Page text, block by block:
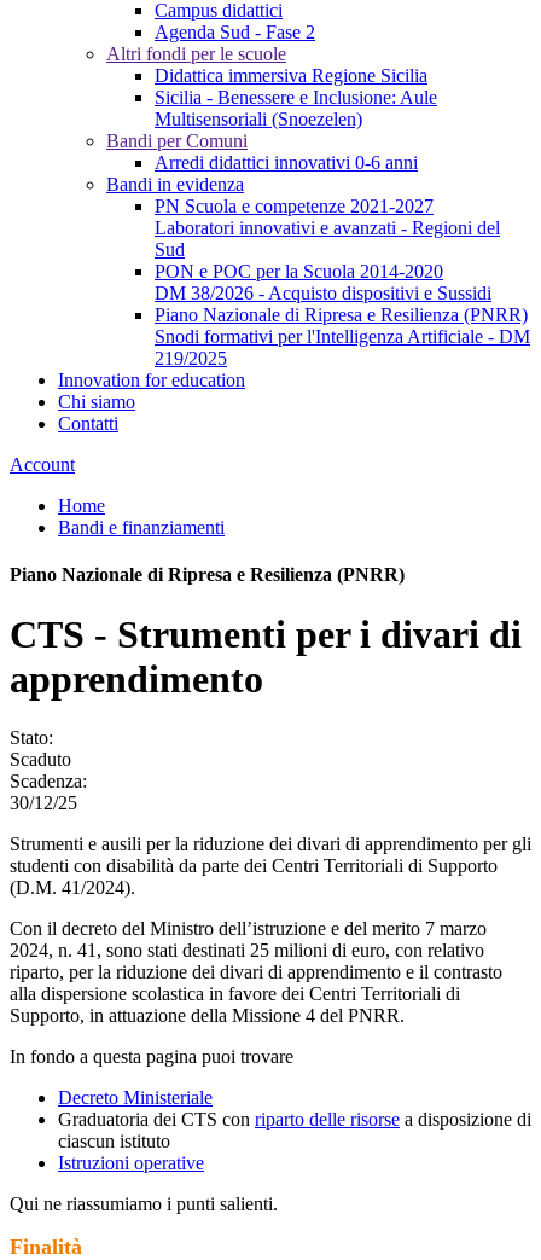
Campus didattici
Agenda Sud - Fase 2
Altri fondi per le scuole
Didattica immersiva Regione Sicilia
Sicilia - Benessere e Inclusione: Aule
Multisensoriali (Snoezelen)
Bandi per Comuni
Arredi didattici innovativi 0-6 anni
Bandi in evidenza
PN Scuola e competenze 2021-2027
Laboratori innovativi e avanzati - Regioni del
Sud
PON e POC per la Scuola 2014-2020
DM 38/2026 - Acquisto dispositivi e Sussidi
Piano Nazionale di Ripresa e Resilienza (PNRR)
Snodi formativi per l'Intelligenza Artificiale - DM
219/2025
Innovation for education
Chi siamo
Contatti
Account
Home
Bandi e finanziamenti
Piano Nazionale di Ripresa e Resilienza (PNRR)
CTS - Strumenti per i divari di
apprendimento
Stato:
Scaduto
Scadenza:
30/12/25
Strumenti e ausili per la riduzione dei divari di apprendimento per gli
studenti con disabilità da parte dei Centri Territoriali di Supporto
(D.M. 41/2024).
Con il decreto del Ministro dell’istruzione e del merito 7 marzo
2024, n. 41, sono stati destinati 25 milioni di euro, con relativo
riparto, per la riduzione dei divari di apprendimento e il contrasto
alla dispersione scolastica in favore dei Centri Territoriali di
Supporto, in attuazione della Missione 4 del PNRR.
In fondo a questa pagina puoi trovare
Decreto Ministeriale
Graduatoria dei CTS con riparto delle risorse a disposizione di
ciascun istituto
Istruzioni operative
Qui ne riassumiamo i punti salienti.
Finalità